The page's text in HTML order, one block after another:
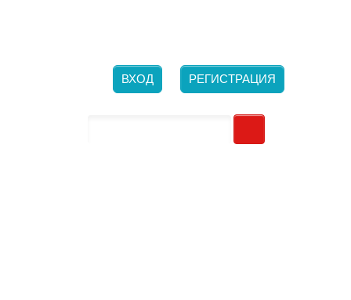
ВХОД РЕГИСТРАЦИЯ